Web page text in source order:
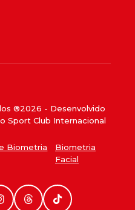
®2026 - Desenvolvido
Sport Club Internacional
Biometria
Biometria
Facial